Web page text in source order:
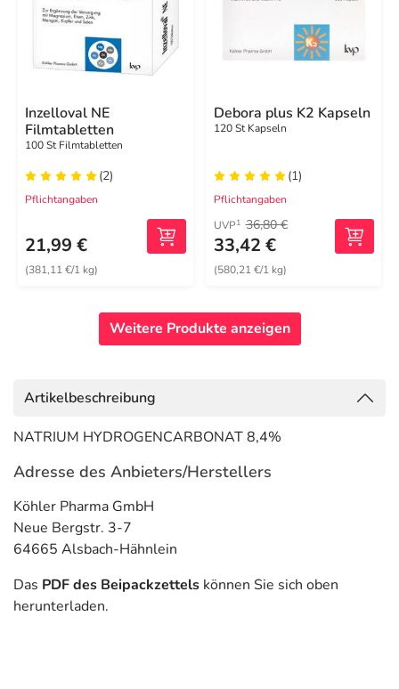
Inzelloval NE
Filmtabletten
100 St Filmtabletten
(2)
Pflichtangaben
21,99 €
(381,11 €/1 kg)
Debora plus K2 Kapseln
120 St Kapseln
(1)
Pflichtangaben
UVP1 36,80 €
33,42 €
(580,21 €/1 kg)
Weitere Produkte anzeigen
Artikelbeschreibung
NATRIUM HYDROGENCARBONAT 8,4%
Adresse des Anbieters/Herstellers
Köhler Pharma GmbH
Neue Bergstr. 3-7
64665 Alsbach-Hähnlein
Das PDF des Beipackzettels können Sie sich oben
herunterladen.